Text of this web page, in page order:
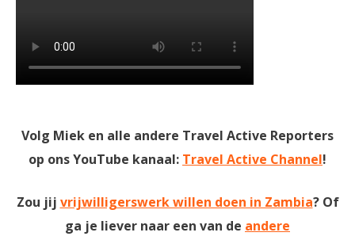
Volg Miek en alle andere Travel Active Reporters
op ons YouTube kanaal: Travel Active Channel!
Zou jij vrijwilligerswerk willen doen in Zambia? Of
ga je liever naar een van de andere